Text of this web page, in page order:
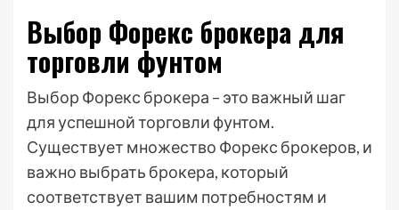
Выбор Форекс брокера для
торговли фунтом
Выбор Форекс брокера – это важный шаг
для успешной торговли фунтом.
Существует множество Форекс брокеров, и
важно выбрать брокера, который
соответствует вашим потребностям и